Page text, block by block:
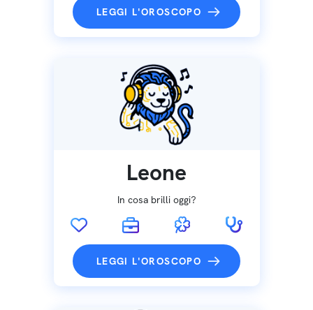
LEGGI L'OROSCOPO
Leone
In cosa brilli oggi?
LEGGI L'OROSCOPO